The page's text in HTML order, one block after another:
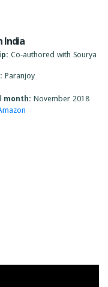
India
Co-authored with Sourya
Paranjoy
month: November 2018